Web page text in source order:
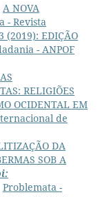
A NOVA
- Revista
EDIÇÃO
- ANPOF
RELIGIÕES
OCIDENTAL EM
de
DA
SOB A
Problemata -